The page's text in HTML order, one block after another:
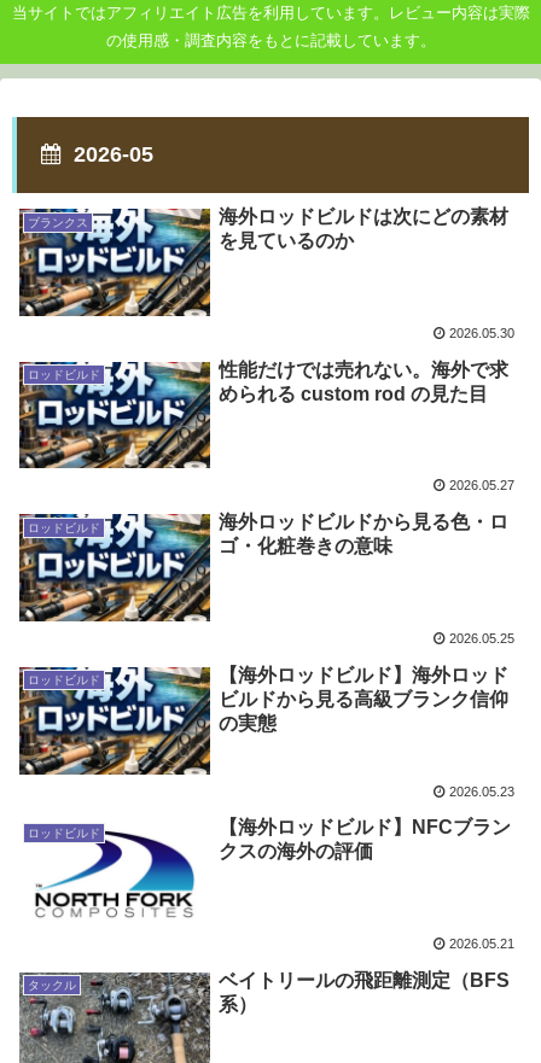
当サイトではアフィリエイト広告を利用しています。レビュー内容は実際
の使用感・調査内容をもとに記載しています。
2026-05
ブランクス
海外ロッドビルドは次にどの素材
を見ているのか
2026.05.30
ロッドビルド
性能だけでは売れない。海外で求
められる custom rod の見た目
2026.05.27
ロッドビルド
海外ロッドビルドから見る色・ロ
ゴ・化粧巻きの意味
2026.05.25
ロッドビルド
【海外ロッドビルド】海外ロッド
ビルドから見る高級ブランク信仰
の実態
2026.05.23
ロッドビルド
【海外ロッドビルド】NFCブラン
クスの海外の評価
2026.05.21
タックル
ベイトリールの飛距離測定（BFS
系）